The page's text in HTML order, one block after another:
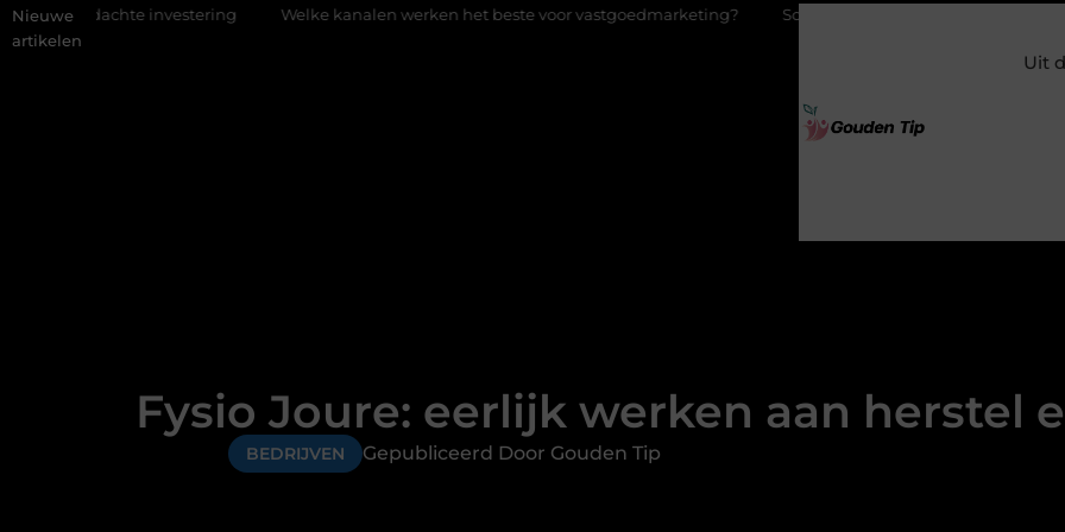
Nieuwe
artikelen
Welke kanalen werken het beste voor vastgoedmarketing? Schenking aan een goed doel: waarom geven zoveel
Uit
Fysio Joure: eerlijk werken aan herstel
BEDRIJVEN Gepubliceerd Door Gouden Tip